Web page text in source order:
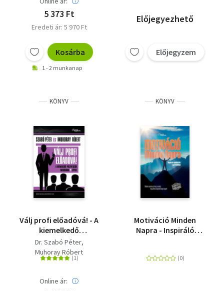
5 373 Ft
Eredeti ár: 5 970 Ft
Kosárba
1 - 2 munkanap
Előjegyezhető
Előjegyzem
KÖNYV
Válj profi előadóvá! - A
kiemelkedő
prezentációk
tartásának 7 lépése
Dr. Szabó Péter
Muhoray Róbert
Online ár:
KÖNYV
Motiváció Minden
Napra - Inspiráló